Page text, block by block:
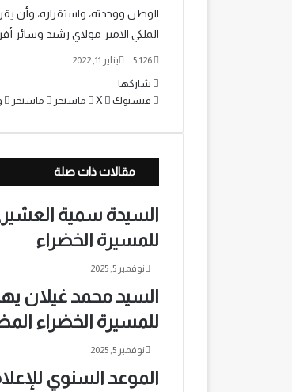
الوطن ووحدته، واستقراره، وأن
الملكي الامير مولاي رشيد وسائر
يناير 11, 2022
شاركها
فيسبوك
‫X ماسنجر ماسنجر
مقالات ذات صلة
السيدة سمية
للمسيرة الخضراء
نوفمبر 5, 2025
السيد محمد غيلان
للمسيرة الخضراء
نوفمبر 5, 2025